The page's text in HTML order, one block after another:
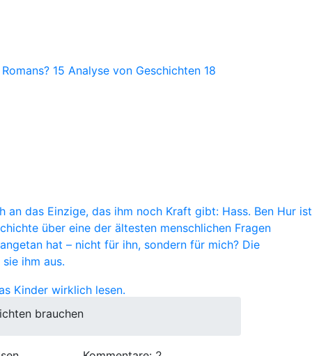
15 Analyse von Geschichten 18
das Einzige, das ihm noch Kraft gibt: Hass. Ben Hur ist
über eine der ältesten menschlichen Fragen
hat – nicht für ihn, sondern für mich? Die
ihm aus.
brauchen